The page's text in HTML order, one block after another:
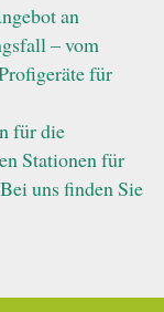
an
– vom
für
für die
Stationen für
uns finden Sie